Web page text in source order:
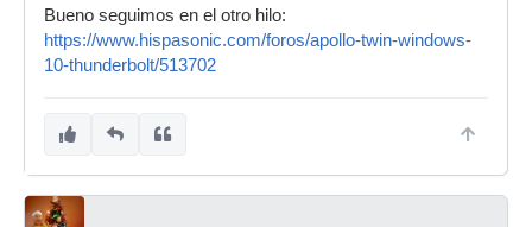
Bueno seguimos en el otro hilo:
https://www.hispasonic.com/foros/apollo-twin-windows-
10-thunderbolt/513702